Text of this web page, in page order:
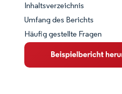
Marktschnappschuss
Marktübersicht
Wichtige Markttrends
Inhaltsverzeichnis
Umfang des Berichts
Häufig gestellte Fragen